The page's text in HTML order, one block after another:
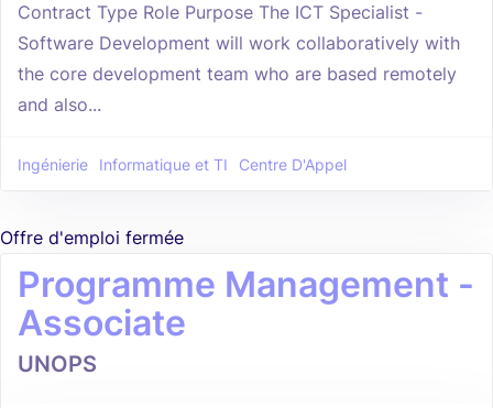
Contract Type Role Purpose The ICT Specialist -
Software Development will work collaboratively with
the core development team who are based remotely
and also...
Ingénierie Informatique et TI Centre D'Appel
Offre d'emploi fermée
Programme Management -
Associate
UNOPS